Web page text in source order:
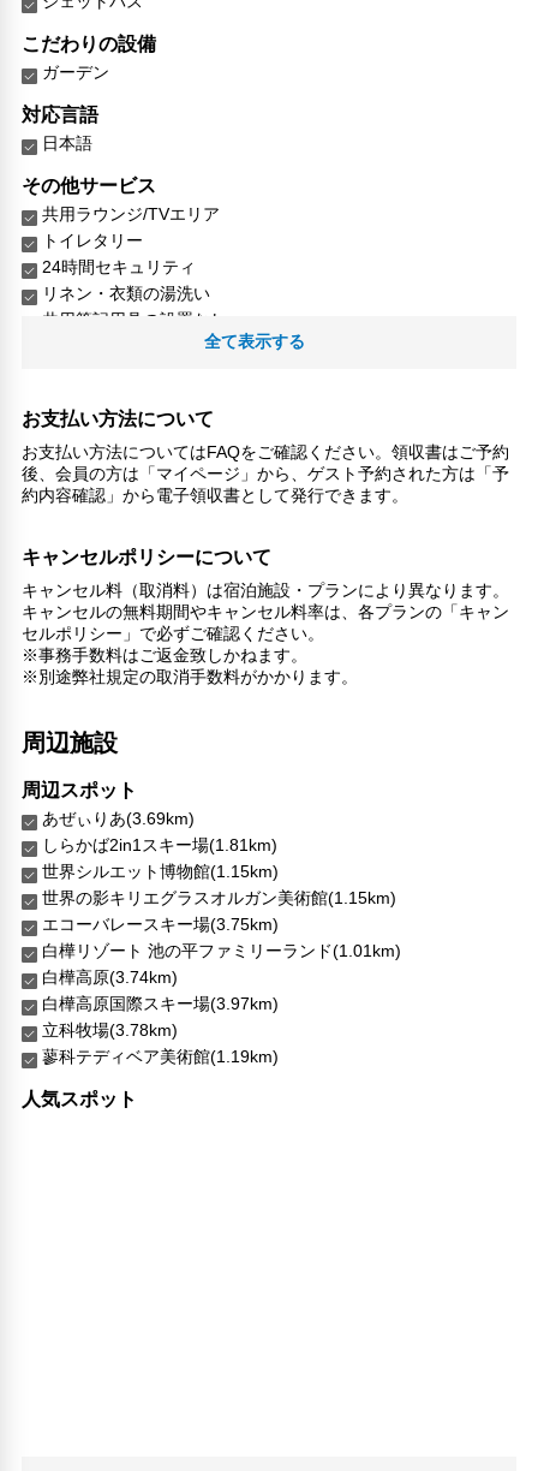
こだわりの設備
ガーデン
対応言語
日本語
その他サービス
共用ラウンジ/TVエリア
トイレタリー
24時間セキュリティ
リネン・衣類の湯洗い
共用筆記用具の設置なし
全て表示する
お支払い方法について
お支払い方法についてはFAQをご確認ください。領収書はご予約
後、会員の方は「マイページ」から、ゲスト予約された方は「予
約内容確認」から電子領収書として発行できます。
キャンセルポリシーについて
キャンセル料（取消料）は宿泊施設・プランにより異なります。
キャンセルの無料期間やキャンセル料率は、各プランの「キャン
セルポリシー」で必ずご確認ください。
※事務手数料はご返金致しかねます。
※別途弊社規定の取消手数料がかかります。
周辺施設
周辺スポット
あぜぃりあ(3.69km)
しらかば2in1スキー場(1.81km)
世界シルエット博物館(1.15km)
世界の影キリエグラスオルガン美術館(1.15km)
エコーバレースキー場(3.75km)
白樺リゾート 池の平ファミリーランド(1.01km)
白樺高原(3.74km)
白樺高原国際スキー場(3.97km)
立科牧場(3.78km)
蓼科テディベア美術館(1.19km)
人気スポット